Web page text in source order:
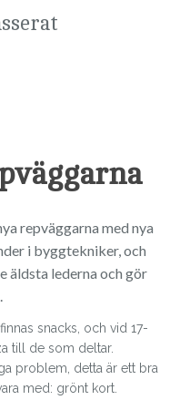
repväggarna med nya
i byggtekniker, och
äldsta lederna och gör
snacks, och vid 17-
till de som deltar.
problem, detta är ett bra
med: grönt kort.